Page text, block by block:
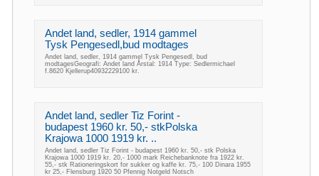
Andet land, sedler, 1914 gammel
Tysk Pengesedl,bud modtages
Andet land, sedler, 1914 gammel Tysk Pengesedl, bud
modtagesGeografi: Andet land Årstal: 1914 Type: Sedlermichael
f.8620 Kjellerup40932229100 kr.
Andet land, sedler Tiz Forint -
budapest 1960 kr. 50,- stkPolska
Krajowa 1000 1919 kr. ..
Andet land, sedler Tiz Forint - budapest 1960 kr. 50,- stk Polska
Krajowa 1000 1919 kr. 20,- 1000 mark Reichebanknote fra 1922 kr.
55,- stk Rationeringskort for sukker og kaffe kr. 75,- 100 Dinara 1955
kr 25,- Flensburg 1920 50 Pfennig Notgeld Notsch